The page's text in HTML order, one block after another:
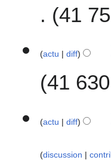
l
41
actu diff
41
actu diff
discussion